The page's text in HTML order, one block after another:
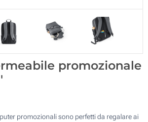
promozionale
promozionali sono perfetti da regalare ai